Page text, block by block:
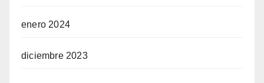
enero 2024
diciembre 2023